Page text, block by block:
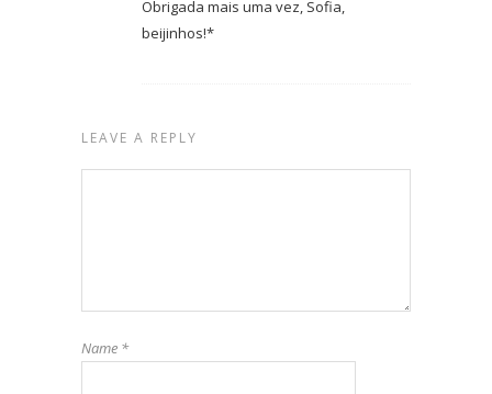
Obrigada mais uma vez, Sofia,
beijinhos!*
LEAVE A REPLY
Name *